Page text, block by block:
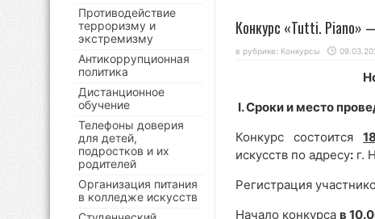
Конкурс «Tutti. Piano»
в рубрике: Конкурсы
I. Сроки и место
Конкурс состоится
искусств по адресу: г.
Регистрация
Начало конкурса в
Противодействие
терроризму и
экстремизму
Антикоррупционная
политика
Дистанционное
обучение
Телефоны доверия
для детей,
подростков и их
родителей
Организация питания
в колледже искусств